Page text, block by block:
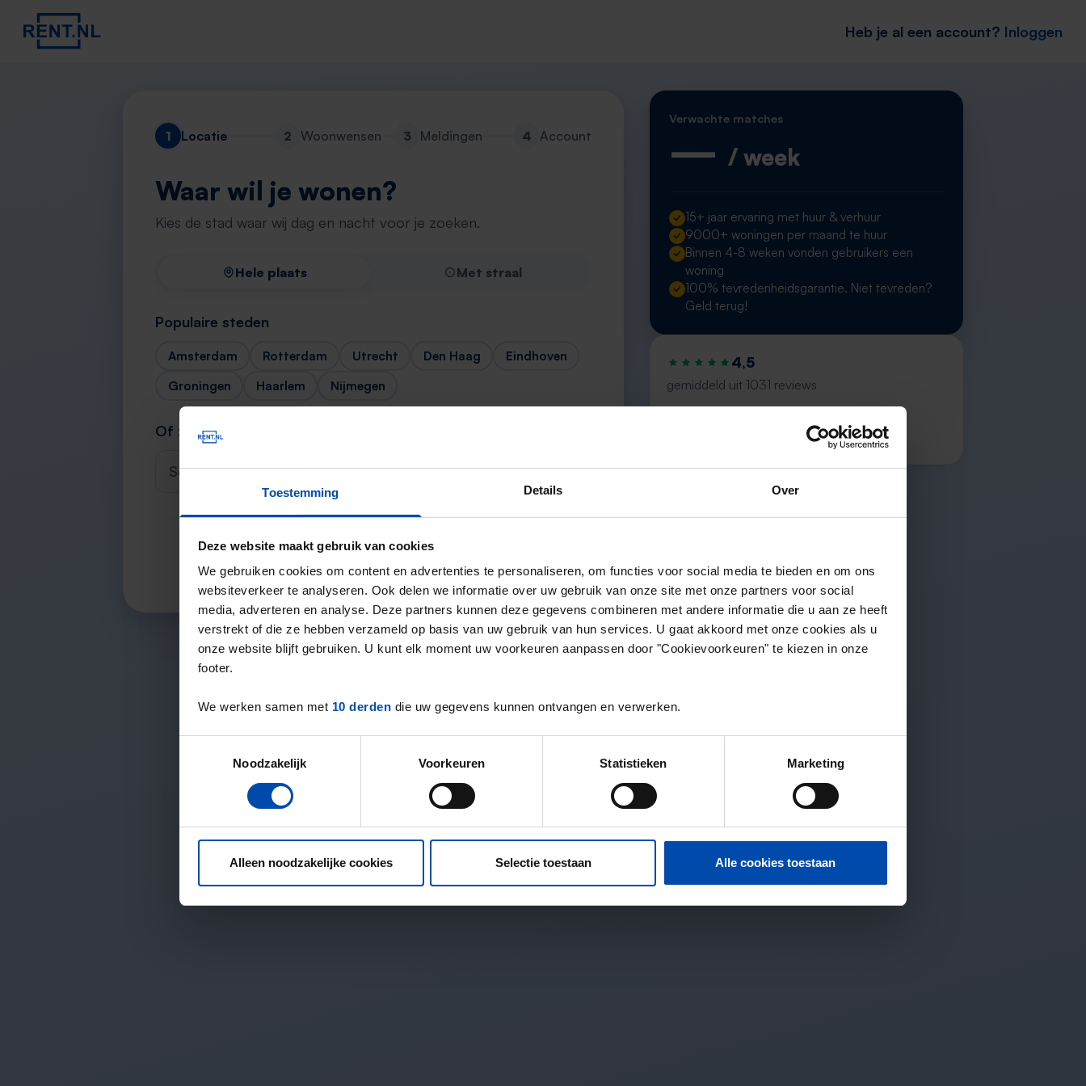
Toestemming Details Over
Deze website maakt gebruik van cookies
We gebruiken cookies om content en advertenties te personaliseren, om functies voor social media te bieden en om ons
websiteverkeer te analyseren. Ook delen we informatie over uw gebruik van onze site met onze partners voor social
media, adverteren en analyse. Deze partners kunnen deze gegevens combineren met andere informatie die u aan ze heeft
verstrekt of die ze hebben verzameld op basis van uw gebruik van hun services. U gaat akkoord met onze cookies als u
onze website blijft gebruiken. U kunt elk moment uw voorkeuren aanpassen door "Cookievoorkeuren" te kiezen in onze
footer.
We werken samen met 10 derden die uw gegevens kunnen ontvangen en verwerken.
Noodzakelijk
Voorkeuren Statistieken Marketing
Alleen noodzakelijke cookies Selectie toestaan Alle cookies toestaan
Heb je al een account? Inloggen
1 Locatie 2 Woonwensen 3 Meldingen 4 Account
Waar wil je wonen?
Kies de stad waar wij dag en nacht voor je zoeken.
Hele plaats Met straal
Populaire steden
Amsterdam Rotterdam Utrecht Den Haag
Eindhoven
Groningen
Haarlem Nijmegen
Of zoek je stad
Selecteer een plaats
Verwachte matches
— / week
15+ jaar ervaring met huur & verhuur
9000+ woningen per maand te huur
Binnen 4-8 weken vonden gebruikers een
woning
100% tevredenheidsgarantie. Niet tevreden?
Geld terug!
4,5
gemiddeld uit 1031 reviews